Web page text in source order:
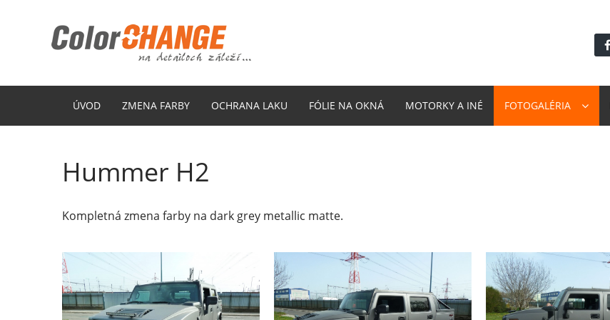
ÚVOD ZMENA FARBY OCHRANA LAKU FÓLIE NA OKNÁ MOTORKY A INÉ FOTOGALÉRIA
Hummer H2
Kompletná zmena farby na dark grey metallic matte.